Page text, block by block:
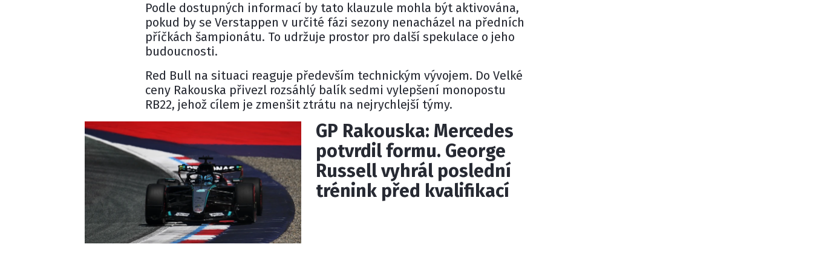
Podle dostupných informací by tato klauzule mohla být aktivována,
pokud by se Verstappen v určité fázi sezony nenacházel na předních
příčkách šampionátu. To udržuje prostor pro další spekulace o jeho
budoucnosti.
Red Bull na situaci reaguje především technickým vývojem. Do Velké
ceny Rakouska přivezl rozsáhlý balík sedmi vylepšení monopostu
RB22, jehož cílem je zmenšit ztrátu na nejrychlejší týmy.
GP Rakouska: Mercedes
potvrdil formu. George
Russell vyhrál poslední
trénink před kvalifikací